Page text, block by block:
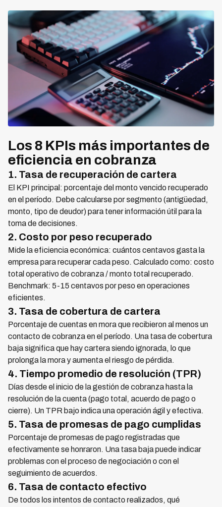
Los 8 KPIs más importantes de
eficiencia en cobranza
1. Tasa de recuperación de cartera
El KPI principal: porcentaje del monto vencido recuperado
en el período. Debe calcularse por segmento (antigüedad,
monto, tipo de deudor) para tener información útil para la
toma de decisiones.
2. Costo por peso recuperado
Mide la eficiencia económica: cuántos centavos gasta la
empresa para recuperar cada peso. Calculado como: costo
total operativo de cobranza / monto total recuperado.
Benchmark: 5-15 centavos por peso en operaciones
eficientes.
3. Tasa de cobertura de cartera
Porcentaje de cuentas en mora que recibieron al menos un
contacto de cobranza en el período. Una tasa de cobertura
baja significa que hay cartera siendo ignorada, lo que
prolonga la mora y aumenta el riesgo de pérdida.
4. Tiempo promedio de resolución (TPR)
Días desde el inicio de la gestión de cobranza hasta la
resolución de la cuenta (pago total, acuerdo de pago o
cierre). Un TPR bajo indica una operación ágil y efectiva.
5. Tasa de promesas de pago cumplidas
Porcentaje de promesas de pago registradas que
efectivamente se honraron. Una tasa baja puede indicar
problemas con el proceso de negociación o con el
seguimiento de acuerdos.
6. Tasa de contacto efectivo
De todos los intentos de contacto realizados, qué